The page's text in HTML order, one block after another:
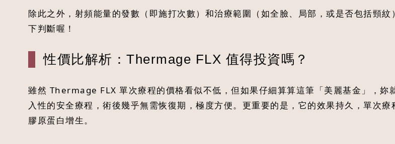
除此之外，射頻能量的發數（即施打次數）和治療範圍（如全臉、局部，或是否包括頸
下判斷喔！
性價比解析：Thermage FLX 值得投資嗎？
雖然 Thermage FLX 單次療程的價格看似不低，但如果仔細算算這筆「美麗基金」，
入性的安全療程，術後幾乎無需恢復期，極度方便。更重要的是，它的效果持久，單次
膠原蛋白增生。